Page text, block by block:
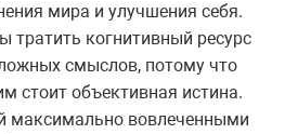
мира и улучшения себя.
тратить когнитивный ресурс
смыслов, потому что
стоит объективная истина.
максимально вовлеченными